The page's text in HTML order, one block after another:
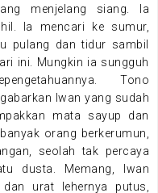
menjelang siang. Ia
Ia mencari ke sumur,
pulang dan tidur sambil
ini. Mungkin ia sungguh
Tono
Iwan yang sudah
mata sayup dan
orang berkerumun,
seolah tak percaya
dusta. Memang, Iwan
urat lehernya putus,